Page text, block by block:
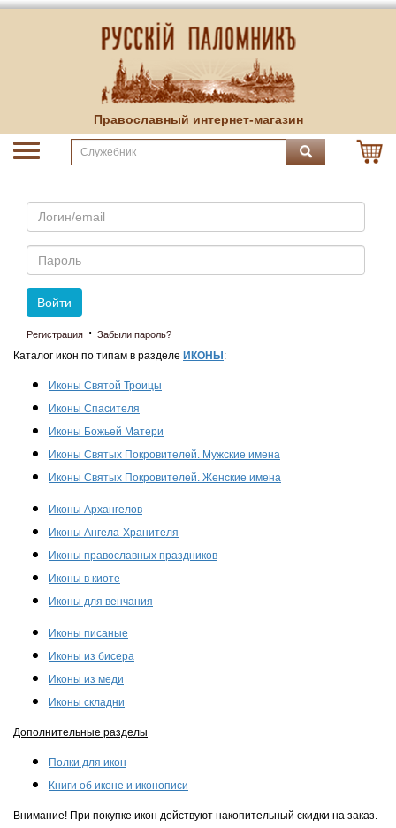
Православный интернет-магазин
Email
Пароль
Войти
Регистрация · Забыли пароль?
Каталог икон по типам в разделе ИКОНЫ :
Иконы Святой Троицы
Иконы Спасителя
Иконы Божьей Матери
Иконы Святых Покровителей. Мужские имена
Иконы Святых Покровителей. Женские имена
Иконы Архангелов
Иконы Ангела-Хранителя
Иконы православных праздников
Иконы в киоте
Иконы для венчания
Иконы писаные
Иконы из бисера
Иконы из меди
Иконы складни
Дополнительные разделы
Полки для икон
Книги об иконе и иконописи
Внимание! При покупке икон действуют накопительный скидки на заказ.